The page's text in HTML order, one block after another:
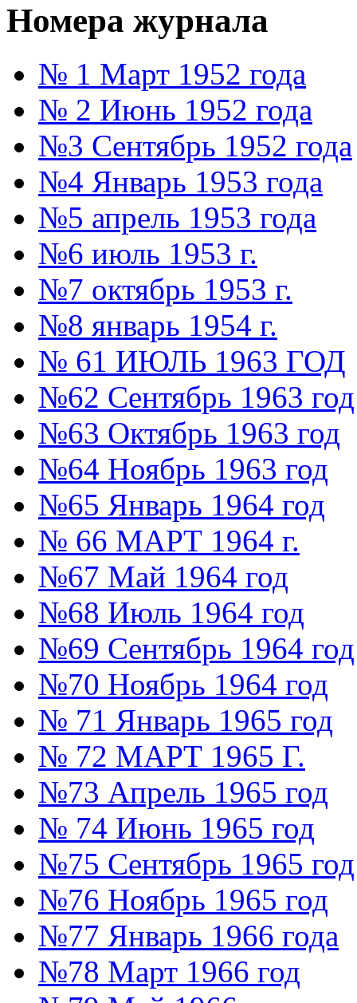
Номера журнала
№ 1 Март 1952 года
№ 2 Июнь 1952 года
№3 Сентябрь 1952 года
№4 Январь 1953 года
№5 апрель 1953 года
№6 июль 1953 г.
№7 октябрь 1953 г.
№8 январь 1954 г.
№ 61 ИЮЛЬ 1963 ГОД
№62 Сентябрь 1963 год
№63 Октябрь 1963 год
№64 Ноябрь 1963 год
№65 Январь 1964 год
№ 66 МАРТ 1964 г.
№67 Май 1964 год
№68 Июль 1964 год
№69 Сентябрь 1964 год
№70 Ноябрь 1964 год
№ 71 Январь 1965 год
№ 72 МАРТ 1965 Г.
№73 Апрель 1965 год
№ 74 Июнь 1965 год
№75 Сентябрь 1965 год
№76 Ноябрь 1965 год
№77 Январь 1966 года
№78 Март 1966 год